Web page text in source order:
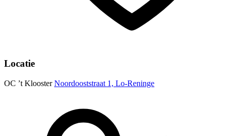
Locatie
OC ’t Klooster Noordooststraat 1, Lo-Reninge